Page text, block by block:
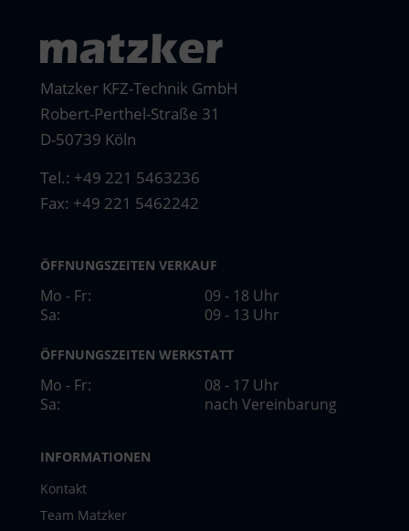
Matzker KFZ-Technik GmbH
Robert-Perthel-Straße 31
D-50739 Köln
Tel.: +49 221 5463236
Fax: +49 221 5462242
ÖFFNUNGSZEITEN VERKAUF
Mo - Fr:
09 - 18 Uhr
Sa:
09 - 13 Uhr
ÖFFNUNGSZEITEN WERKSTATT
Mo - Fr:
08 - 17 Uhr
Sa:
nach Vereinbarung
INFORMATIONEN
Kontakt
Team Matzker